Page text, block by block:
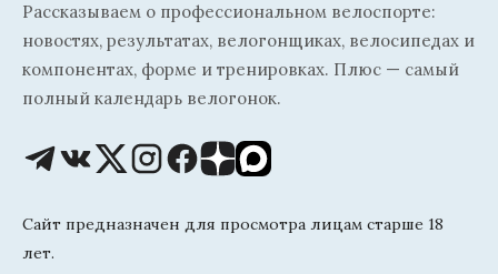
Рассказываем о профессиональном велоспорте:
новостях, результатах, велогонщиках, велосипедах и
компонентах, форме и тренировках. Плюс — самый
полный календарь велогонок.
Сайт предназначен для просмотра лицам старше 18
лет.